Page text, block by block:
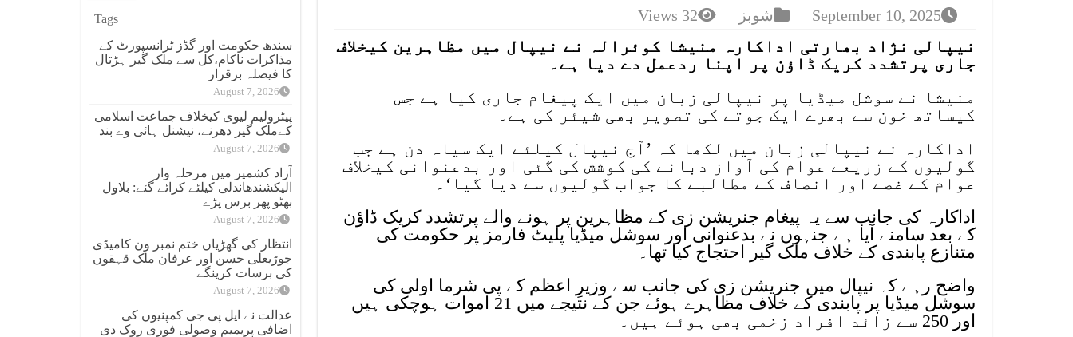
September 10, 2025 شوبز 32 Views
نیپالی نژاد بھارتی اداکارہ منیشا کوئرالہ نے نیپال میں مظاہرین کیخلاف
جاری پرتشدد کریک ڈاؤن پر اپنا ردعمل دے دیا ہے۔
منیشا نے سوشل میڈیا پر نیپالی زبان میں ایک پیغام جاری کیا ہے جس
کیساتھ خون سے بھرے ایک جوتے کی تصویر بھی شیئر کی ہے۔
اداکارہ نے نیپالی زبان میں لکھا کہ ’آج نیپال کیلئے ایک سیاہ دن ہے جب
گولیوں کے زریعے عوام کی آواز دبانے کی کوشش کی گئی اور بدعنوانی کیخلاف
عوام کے غصے اور انصاف کے مطالبے کا جواب گولیوں سے دیا گیا‘۔
اداکارہ کی جانب سے یہ پیغام جنریشن زی کے مظاہرین پر ہونے والے پرتشدد کریک ڈاؤن
کے بعد سامنے آیا ہے جنہوں نے بدعنوانی اور سوشل میڈیا پلیٹ فارمز پر حکومت کی
متنازع پابندی کے خلاف ملک گیر احتجاج کیا تھا۔
واضح رہے کہ نیپال میں جنریشن زی کی جانب سے وزیرِ اعظم کے پی شرما اولی کی
سوشل میڈیا پر پابندی کے خلاف مظاہرے ہوئے جن کے نتیجے میں 21 اموات ہوچکی ہیں
اور 250 سے زائد افراد زخمی بھی ہوئے ہیں۔
Tags
سندھ حکومت اور گڈز ٹرانسپورٹ کے
مذاکرات ناکام،کل سے ملک گیر ہڑتال
کا فیصلہ برقرار
August 7, 2026
پیٹرولیم لیوی کیخلاف جماعت اسلامی
کےملک گیر دھرنے، نیشنل ہائی وے بند
August 7, 2026
آزاد کشمیر میں مرحلہ وار
الیکشندھاندلی کیلئے کرائے گئے: بلاول
بھٹو پھر برس پڑے
August 7, 2026
انتظار کی گھڑیاں ختم نمبر ون کامیڈی
جوڑیعلی حسن اور عرفان ملک قہقوں
کی برسات کرینگے
August 7, 2026
عدالت نے ایل پی جی کمپنیوں کی
اضافی پریمیم وصولی فوری روک دی